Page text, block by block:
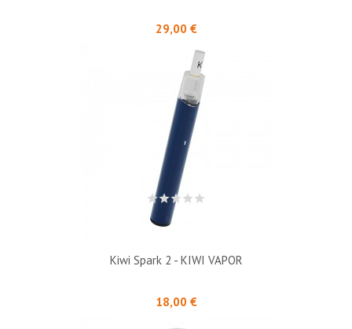
29,00 €Prix
Kiwi Spark 2 - KIWI VAPOR
18,00 €Prix